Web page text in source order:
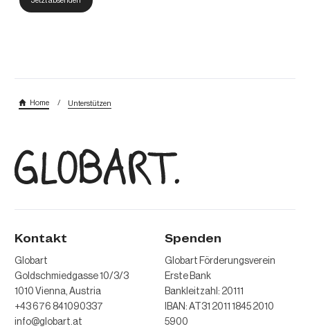
Home / Unterstützen
Kontakt
Globart
Goldschmiedgasse 10/3/3
1010 Vienna, Austria
+43 676 841090337
info@globart.at
Spenden
Globart Förderungsverein
Erste Bank
Bankleitzahl: 20111
IBAN: AT31 2011 1845 2010
5900